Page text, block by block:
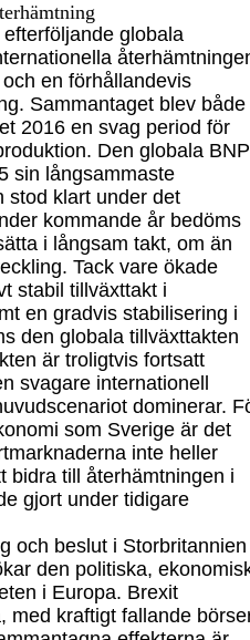
globala
en förhållandevis
Sammantaget blev både
2016 en svag period för
Den globala
sin långsammaste
stod klart under det
kommande år bedöms
i långsam takt, om än
Tack vare ökade
stabil tillväxttakt i
en gradvis stabilisering i
den globala tillväxttakten
är troligtvis fortsatt
svagare internationell
dominerar.
som Sverige är det
inte heller
bidra till återhämtningen i
gjort under tidigare
och beslut i Storbritannien
den politiska,
i Europa. Brexit
med kraftigt fallande